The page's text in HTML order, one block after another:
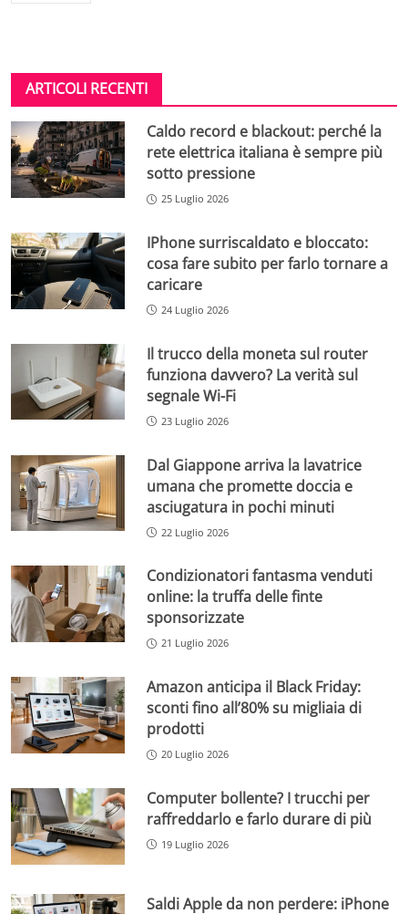
ARTICOLI RECENTI
Caldo record e blackout: perché la
rete elettrica italiana è sempre più
sotto pressione
25 Luglio 2026
IPhone surriscaldato e bloccato:
cosa fare subito per farlo tornare a
caricare
24 Luglio 2026
Il trucco della moneta sul router
funziona davvero? La verità sul
segnale Wi-Fi
23 Luglio 2026
Dal Giappone arriva la lavatrice
umana che promette doccia e
asciugatura in pochi minuti
22 Luglio 2026
Condizionatori fantasma venduti
online: la truffa delle finte
sponsorizzate
21 Luglio 2026
Amazon anticipa il Black Friday:
sconti fino all’80% su migliaia di
prodotti
20 Luglio 2026
Computer bollente? I trucchi per
raffreddarlo e farlo durare di più
19 Luglio 2026
Saldi Apple da non perdere: iPhone